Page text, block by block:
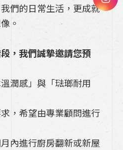
們的日常生活，更成就
。
，我們誠摯邀請您預
潤感」與「琺瑯耐用
，希望由專業顧問進行
內進行廚房翻新或新屋